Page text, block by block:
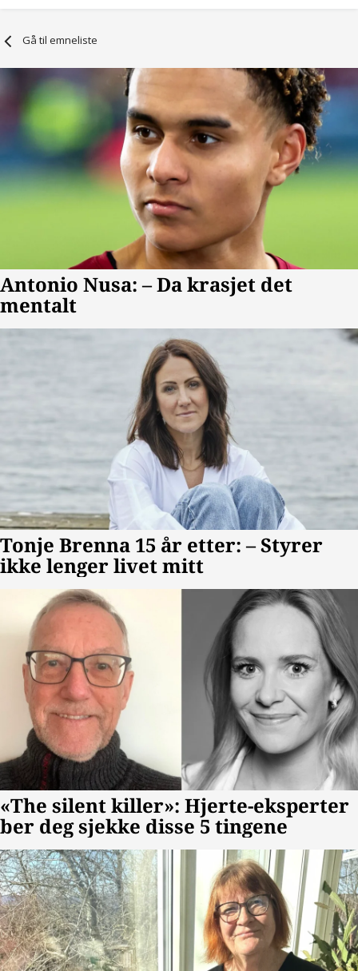
Gå til emneliste